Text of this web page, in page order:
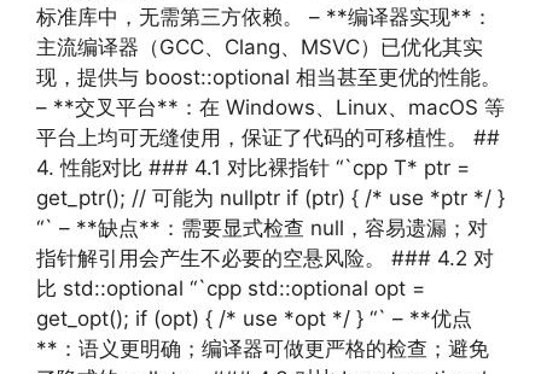
标准库中，无需第三方依赖。 – **编译器实现**：
主流编译器（GCC、Clang、MSVC）已优化其实
现，提供与 boost::optional 相当甚至更优的性能。
– **交叉平台**：在 Windows、Linux、macOS 等
平台上均可无缝使用，保证了代码的可移植性。 ##
4. 性能对比 ### 4.1 对比裸指针 “`cpp T* ptr =
get_ptr(); // 可能为 nullptr if (ptr) { /* use *ptr */ }
“` – **缺点**：需要显式检查 null，容易遗漏；对
指针解引用会产生不必要的空悬风险。 ### 4.2 对
比 std::optional “`cpp std::optional opt =
get_opt(); if (opt) { /* use *opt */ } “` – **优点
**：语义更明确；编译器可做更严格的检查；避免